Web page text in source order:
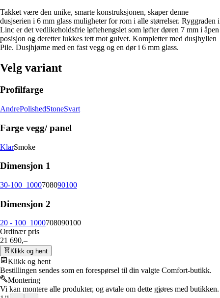
Takket være den unike, smarte konstruksjonen, skaper denne
dusjserien i 6 mm glass muligheter for rom i alle størrelser. Ryggraden i
Linc er det vedlikeholdsfrie løftehengslet som løfter døren 7 mm i åpen
posisjon og deretter lukkes tett mot gulvet. Kompletter med dusjhyllen
Pile. Dusjhjørne med en fast vegg og en dør i 6 mm glass.
Velg variant
Profilfarge
AndrePolishedStoneSvart
Farge vegg/ panel
KlarSmoke
Dimensjon 1
30-100_1000708090100
Dimensjon 2
20 - 100_1000708090100
Ordinær pris
21 690,–
Klikk og hent
Klikk og hent
Bestillingen sendes som en forespørsel til din valgte Comfort-butikk.
Montering
Vi kan montere alle produkter, og avtale om dette gjøres med butikken.